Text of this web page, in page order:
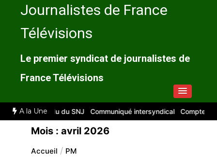
Journalistes de France
Télévisions
Le premier syndicat de journalistes de
France Télévisions
A la Une
compte rendu du SNJ Communiqué intersyndical Compte-rendu
Mois : avril 2026
Accueil PM